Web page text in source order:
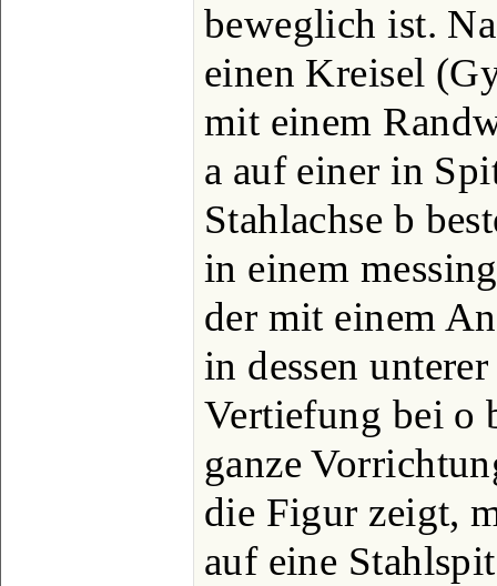
beweglich ist.
einen Kreisel
mit einem
a auf einer in
Stahlachse b
in einem
der mit einem
in dessen
Vertiefung bei o
ganze
die Figur zeigt,
auf eine